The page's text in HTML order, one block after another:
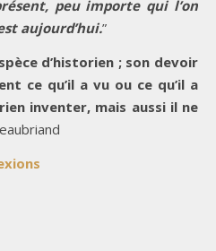
peu importe qui l’on
aujourd’hui.”
d’historien ; son devoir
ce qu’il a vu ou ce qu’il a
inventer, mais aussi il ne